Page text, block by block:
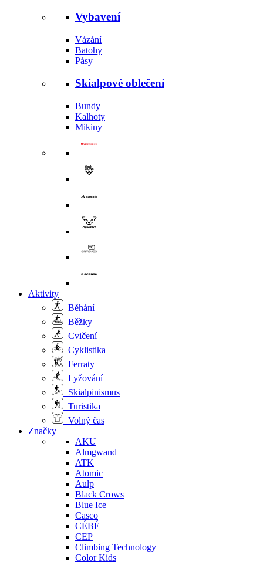
Vybavení
Vázání
Batohy
Pásy
Skialpové oblečení
Bundy
Kalhoty
Mikiny
Aktivity
Běhání
Běžky
Cvičení
Cyklistika
Ferraty
Lyžování
Skialpinismus
Turistika
Volný čas
Značky
AKU
Almgwand
ATK
Atomic
Aulp
Black Crows
Blue Ice
Casco
CÉBÉ
CEP
Climbing Technology
Color Kids